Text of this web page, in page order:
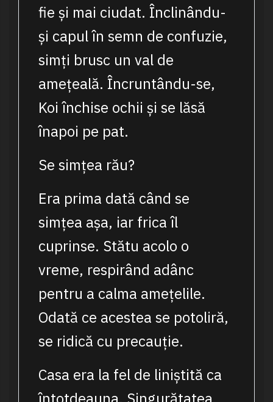
fie și mai ciudat. Înclinându-
și capul în semn de confuzie,
simți brusc un val de
amețeală. Încruntându-se,
Koi închise ochii și se lăsă
înapoi pe pat.
Se simțea rău?
Era prima dată când se
simțea așa, iar frica îl
cuprinse. Stătu acolo o
vreme, respirând adânc
pentru a calma amețelile.
Odată ce acestea se potoliră,
se ridică cu precauție.
Casa era la fel de liniștită ca